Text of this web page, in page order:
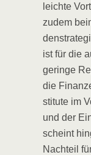
leich­te
zudem
ist für die
gerin­ge
die
sti­tu­te im
und der
scheint
Nach­teil